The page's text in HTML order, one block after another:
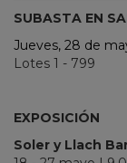
SUBASTA EN
Jueves, 28 de
Lotes 1 - 799
EXPOSICIÓN
Soler y Llach